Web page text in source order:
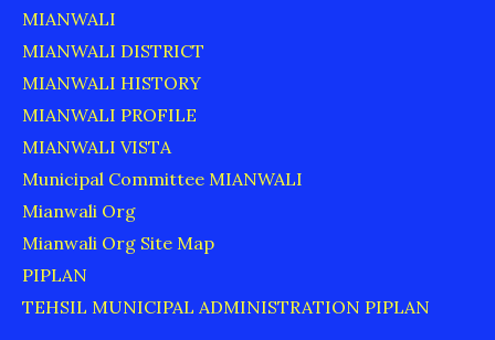
MIANWALI
MIANWALI DISTRICT
MIANWALI HISTORY
MIANWALI PROFILE
MIANWALI VISTA
Municipal Committee MIANWALI
Mianwali Org
Mianwali Org Site Map
PIPLAN
TEHSIL MUNICIPAL ADMINISTRATION PIPLAN